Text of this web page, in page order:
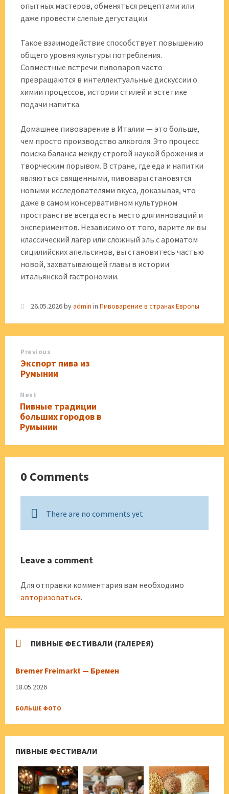
опытных мастеров, обменяться рецептами или
даже провести слепые дегустации.
Такое взаимодействие способствует повышению
общего уровня культуры потребления.
Совместные встречи пивоваров часто
превращаются в интеллектуальные дискуссии о
химии процессов, истории стилей и эстетике
подачи напитка.
Домашнее пивоварение в Италии — это больше,
чем просто производство алкоголя. Это процесс
поиска баланса между строгой наукой брожения и
творческим порывом. В стране, где еда и напитки
являються священными, пивовары становятся
новыми исследователями вкуса, доказывая, что
даже в самом консервативном культурном
пространстве всегда есть место для инноваций и
экспериментов. Независимо от того, варите ли вы
классический лагер или сложный эль с ароматом
сицилийских апельсинов, вы становитесь частью
новой, захватывающей главы в истории
итальянской гастрономии.
26.05.2026byadmin in Пивоварение в странах Европы
Previous
Экспорт пива из
Румынии
Next
Пивные традиции
больших городов в
Румынии
0 Comments
There are no comments yet
Leave a comment
Для отправки комментария вам необходимо
авторизоваться.
ПИВНЫЕ ФЕСТИВАЛИ (ГАЛЕРЕЯ)
Bremer Freimarkt — Бремен
18.05.2026
БОЛЬШЕ ФОТО
ПИВНЫЕ ФЕСТИВАЛИ